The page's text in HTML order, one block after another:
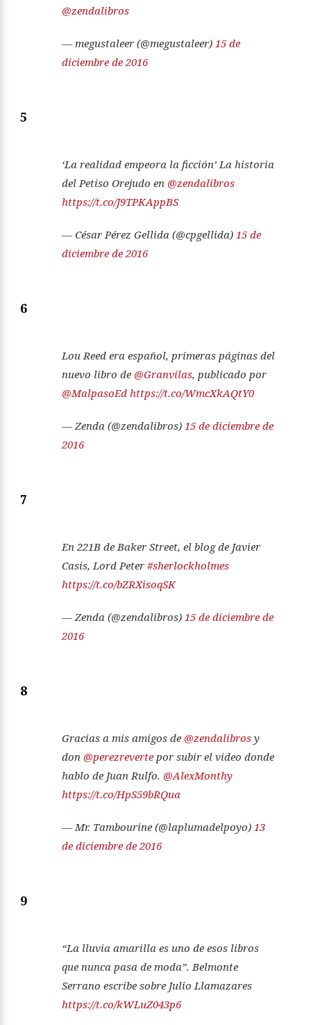
@zendalibros
— megustaleer (@megustaleer) 15 de
diciembre de 2016
5
‘La realidad empeora la ficción’ La historia
del Petiso Orejudo en @zendalibros
https://t.co/J9TPKAppBS
— César Pérez Gellida (@cpgellida) 15 de
diciembre de 2016
6
Lou Reed era español, primeras páginas del
nuevo libro de @Granvilas, publicado por
@MalpasoEd https://t.co/WmcXkAQtY0
— Zenda (@zendalibros) 15 de diciembre de
2016
7
En 221B de Baker Street, el blog de Javier
Casis, Lord Peter #sherlockholmes
https://t.co/bZRXisoqSK
— Zenda (@zendalibros) 15 de diciembre de
2016
8
Gracias a mis amigos de @zendalibros y
don @perezreverte por subir el video donde
hablo de Juan Rulfo. @AlexMonthy
https://t.co/HpS59bRQua
— Mr. Tambourine (@laplumadelpoyo) 13
de diciembre de 2016
9
“La lluvia amarilla es uno de esos libros
que nunca pasa de moda”. Belmonte
Serrano escribe sobre Julio Llamazares
https://t.co/kWLuZ043p6